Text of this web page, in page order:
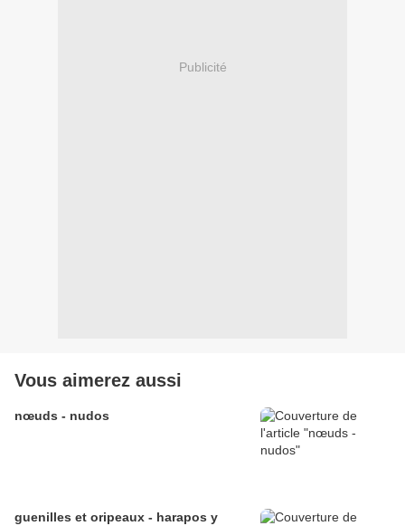
Publicité
Vous aimerez aussi
nœuds - nudos
guenilles et oripeaux - harapos y